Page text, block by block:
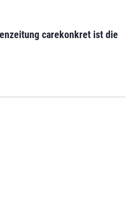
carekonkret ist die